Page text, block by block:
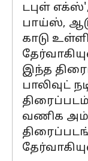
டபுள்
பாய்ஸ்,
காடு
இந்த
பாலிவுட்
திரைப்படம்
வணிக